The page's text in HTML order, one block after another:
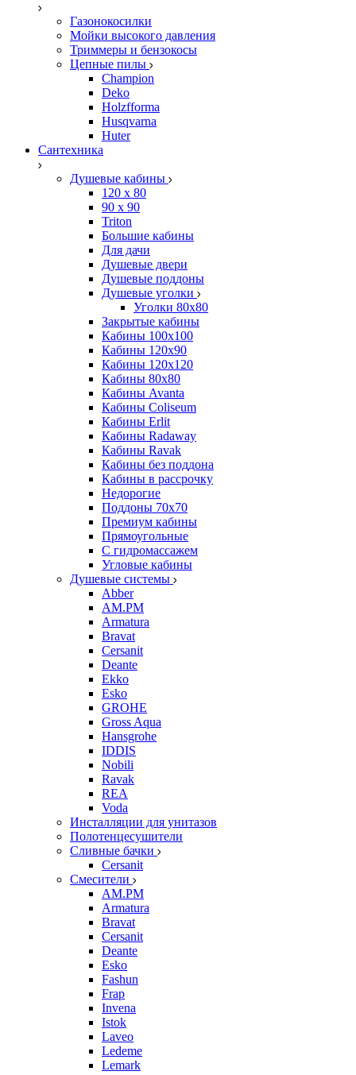
Газонокосилки
Мойки высокого давления
Триммеры и бензокосы
Цепные пилы
Champion
Deko
Holzfforma
Husqvarna
Huter
Сантехника
Душевые кабины
120 x 80
90 х 90
Triton
Большие кабины
Для дачи
Душевые двери
Душевые поддоны
Душевые уголки
Уголки 80х80
Закрытые кабины
Кабины 100x100
Кабины 120x90
Кабины 120х120
Кабины 80х80
Кабины Avanta
Кабины Coliseum
Кабины Erlit
Кабины Radaway
Кабины Ravak
Кабины без поддона
Кабины в рассрочку
Недорогие
Поддоны 70x70
Премиум кабины
Прямоугольные
С гидромассажем
Угловые кабины
Душевые системы
Abber
AM.PM
Armatura
Bravat
Cersanit
Deante
Ekko
Esko
GROHE
Gross Aqua
Hansgrohe
IDDIS
Nobili
Ravak
REA
Voda
Инсталляции для унитазов
Полотенцесушители
Сливные бачки
Cersanit
Смесители
AM.PM
Armatura
Bravat
Cersanit
Deante
Esko
Fashun
Frap
Invena
Istok
Laveo
Ledeme
Lemark